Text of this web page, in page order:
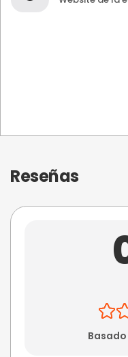
Reseñas